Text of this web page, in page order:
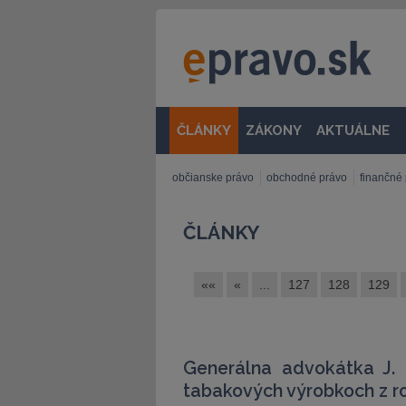
ČLÁNKY ZÁKONY AKTUÁLNE
občianske právo obchodné právo finančné
ČLÁNKY
«« « 127 128 129
Generálna advokátka
tabakových výrobkoch z